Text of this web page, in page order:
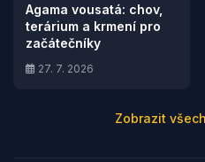
Agama vousatá: chov,
terárium a krmení pro
začátečníky
27. 7. 2026
Zobrazit